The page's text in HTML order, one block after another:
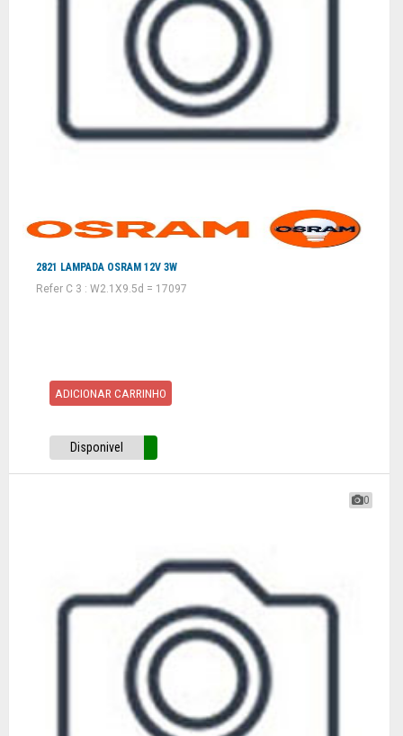
2821 LAMPADA OSRAM 12V 3W
Refer C 3 : W2.1X9.5d = 17097
ADICIONAR CARRINHO
Disponivel
0